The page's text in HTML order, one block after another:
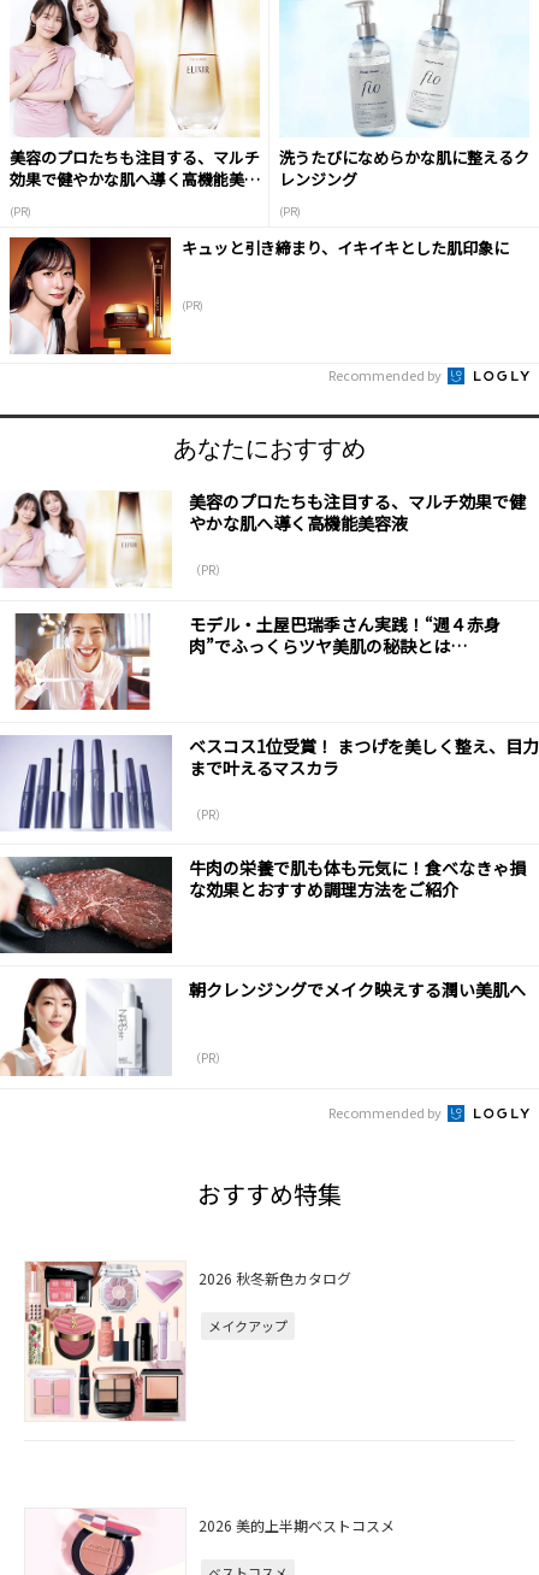
美容のプロたちも注目する、マルチ
効果で健やかな肌へ導く高機能美容
(PR)
洗うたびになめらかな肌に整えるク
レンジング
(PR)
キュッと引き締まり、イキイキとした肌印象に
(PR)
Recommended by
あなたにおすすめ
美容のプロたちも注目する、マルチ効果で健
やかな肌へ導く高機能美容液
（PR）
モデル・土屋巴瑞季さん実践！“週４赤身
肉”でふっくらツヤ美肌の秘訣とは…
ベスコス1位受賞！ まつげを美しく整え、目力
まで叶えるマスカラ
（PR）
牛肉の栄養で肌も体も元気に！食べなきゃ損
な効果とおすすめ調理方法をご紹介
朝クレンジングでメイク映えする潤い美肌へ
（PR）
Recommended by
おすすめ特集
2026 秋冬新色カタログ
メイクアップ
2026 美的上半期ベストコスメ